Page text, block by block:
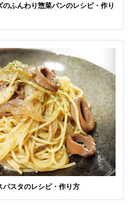
のふんわり惣菜パンのレシピ・作り
パスタのレシピ・作り方